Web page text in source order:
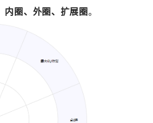
内圈、外圈、扩展圈。